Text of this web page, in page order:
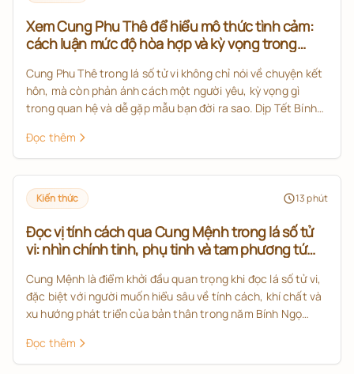
Xem Cung Phu Thê để hiểu mô thức tình cảm:
cách luận mức độ hòa hợp và kỳ vọng trong
Cung Phu Thê trong lá số tử vi không chỉ nói về chuyện kết
hôn, mà còn phản ánh cách một người yêu, kỳ vọng gì
trong quan hệ và dễ gặp mẫu bạn đời ra sao. Dịp Tết Bính
2026 dưới góc nhìn học thuật, rõ ràng và thực tế hơn.
Đọc thêm
Kiến thức 13phút
Đọc vị tính cách qua Cung Mệnh trong lá số tử
vi: nhìn chính tinh, phụ tinh và tam phương tứ
Cung Mệnh là điểm khởi đầu quan trọng khi đọc lá số tử vi,
đặc biệt với người muốn hiểu sâu về tính cách, khí chất và
xu hướng phát triển của bản thân trong năm Bính Ngọ
theo đúng tinh thần tử vi đẩu số: không chỉ nhìn một sao,
mà phải xét chính tinh, phụ tinh và tam phương tứ chính để
Đọc thêm